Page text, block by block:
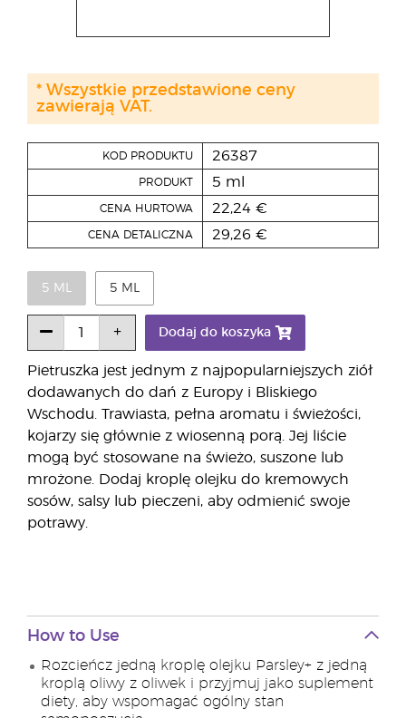
Pietruszka jest jednym z najpopularniejszych ziół
dodawanych do dań z Europy i Bliskiego
Wschodu. Trawiasta, pełna aromatu i świeżości,
kojarzy się głównie z wiosenną porą. Jej liście
mogą być stosowane na świeżo, suszone lub
mrożone. Dodaj kroplę olejku do kremowych
sosów, salsy lub pieczeni, aby odmienić swoje
potrawy.
KOD PRODUKTU 26387
PRODUKT 5 ml
CENA HURTOWA 22,24 €
CENA DETALICZNA 29,26 €
5 ML 5 ML
Dodaj do koszyka
* Wszystkie przedstawione ceny
zawierają VAT.
How to Use
Rozcieńcz jedną kroplę olejku Parsley+ z jedną
kroplą oliwy z oliwek i przyjmuj jako suplement
diety, aby wspomagać ogólny stan